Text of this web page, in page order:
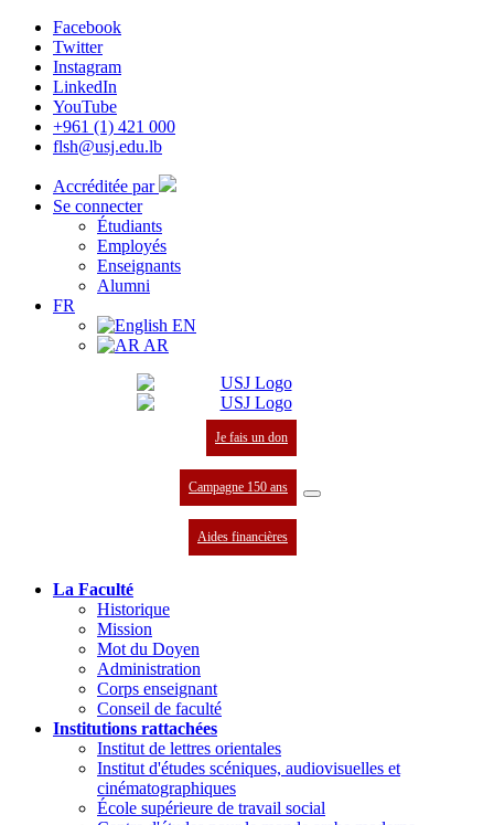
Facebook
Twitter
Instagram
LinkedIn
YouTube
+961 (1) 421 000
flsh@usj.edu.lb
Accréditée par
Se connecter
Étudiants
Employés
Enseignants
Alumni
FR
EN
AR
Je fais un don
Campagne 150 ans
Aides financières
La Faculté
Historique
Mission
Mot du Doyen
Administration
Corps enseignant
Conseil de faculté
Institutions rattachées
Institut de lettres orientales
Institut d'études scéniques, audiovisuelles et
cinématographiques
École supérieure de travail social